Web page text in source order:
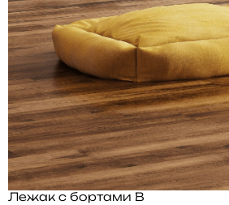
Лежак с бортами B